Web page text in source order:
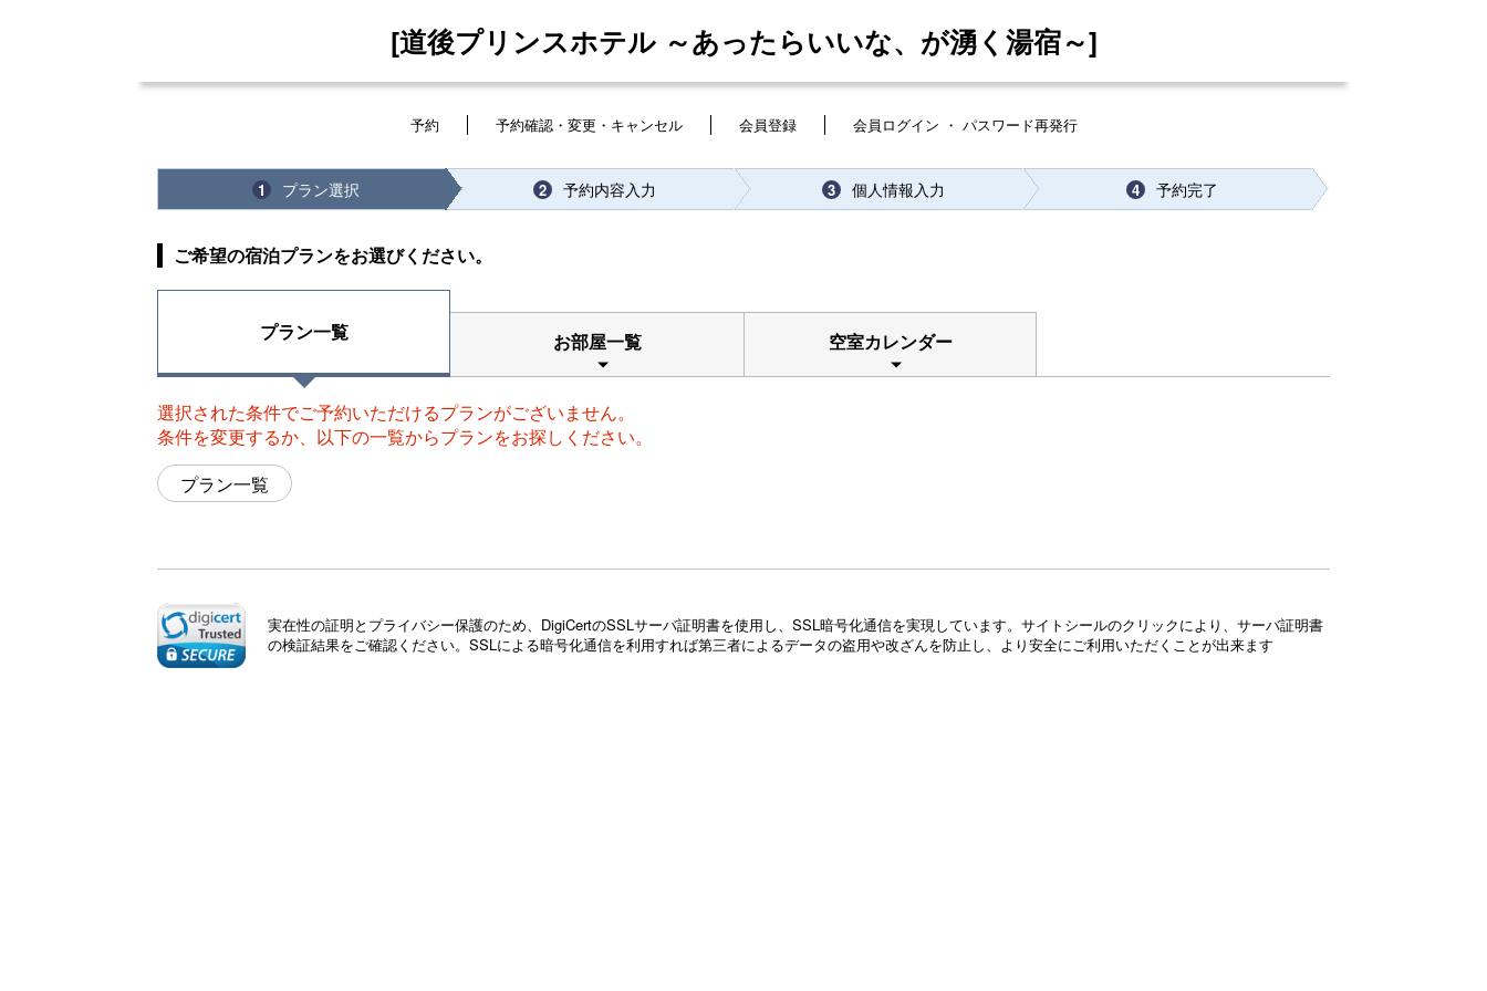
[道後プリンスホテル ～あったらいいな、が湧く湯宿～]
予約 予約確認・変更・キャンセル 会員登録 会員ログイン ・ パスワード再発行
1 プラン選択 2 予約内容入力 3 個人情報入力 4 予約完了
ご希望の宿泊プランをお選びください。
プラン一覧 お部屋一覧 空室カレンダー
選択された条件でご予約いただけるプランがございません。
条件を変更するか、以下の一覧からプランをお探しください。
プラン一覧
実在性の証明とプライバシー保護のため、DigiCertのSSLサーバ証明書を使用し、SSL暗号化通信を実現しています。サイトシールのクリックにより、サーバ証明書
の検証結果をご確認ください。SSLによる暗号化通信を利用すれば第三者によるデータの盗用や改ざんを防止し、より安全にご利用いただくことが出来ます